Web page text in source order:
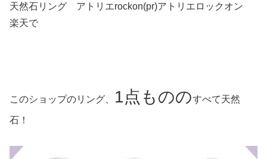
天然石リング アトリエrockon(pr)アトリエロックオン
楽天で
このショップのリング、 1点もののすべて天然
石！